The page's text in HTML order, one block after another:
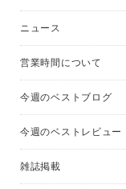
ニュース
営業時間について
今週のベストブログ
今週のベストレビュー
雑誌掲載